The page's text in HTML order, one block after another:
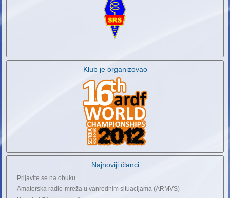
Klub je organizovao
Najnoviji članci
Prijavite se na obuku
Amaterska radio-mreža u vanrednim situacijama (ARMVS)